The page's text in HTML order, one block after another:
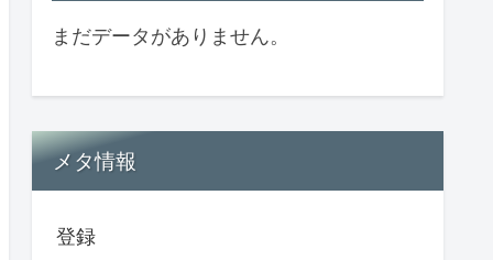
まだデータがありません。
メタ情報
登録